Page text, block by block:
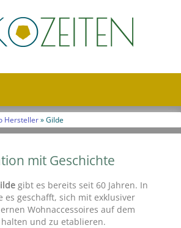
Hersteller» Gilde
mit Geschichte
gibt es bereits seit 60 Jahren. In
es geschafft, sich mit exklusiver
Wohnaccessoires auf dem
und zu etablieren.